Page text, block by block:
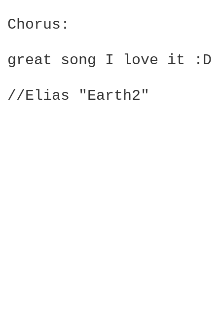
Chorus:
great song I love it :D
//Elias "Earth2"